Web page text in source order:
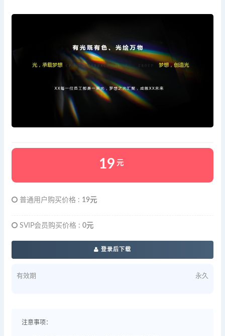
19 元
普通用户购买价格 : 19元
SVIP会员购买价格 : 0元
登录后下载
有效期 永久
注意事项：